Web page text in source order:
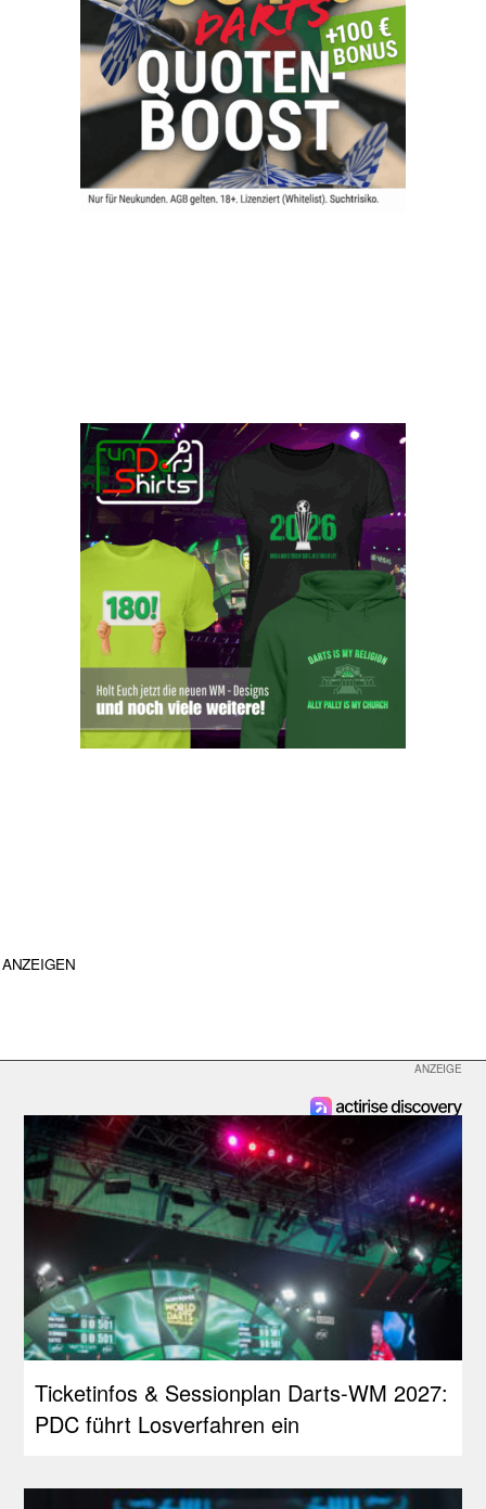
ANZEIGEN
Ticketinfos & Sessionplan Darts-WM 2027:
PDC führt Losverfahren ein